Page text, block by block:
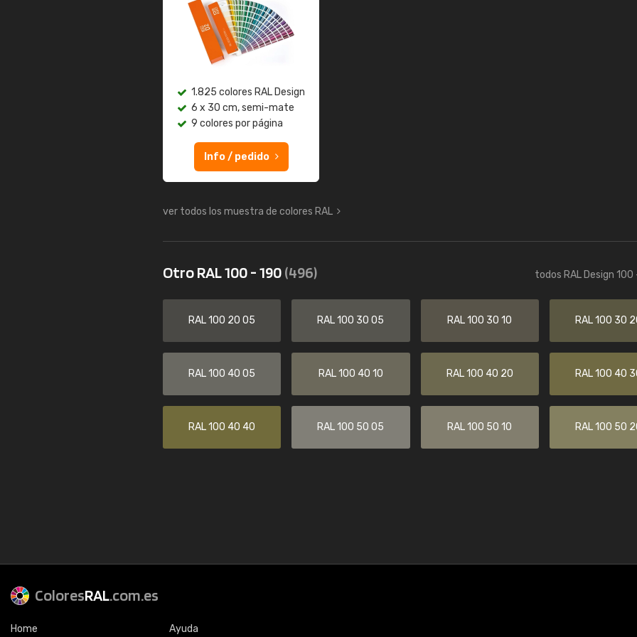
1.825 colores RAL Design
6 x 30 cm, semi-mate
9 colores por página
Info / pedido
ver todos los muestra de colores RAL
Otro RAL 100 - 190(496) todos RAL Design 100
RAL 100 20 05 RAL 100 30 05 RAL 100 30 10 RAL 100 30
RAL 100 40 05 RAL 100 40 10 RAL 100 40 20 RAL 100 40
RAL 100 40 40 RAL 100 50 05 RAL 100 50 10 RAL 100 50
ColoresRAL.com.es
Home Ayuda